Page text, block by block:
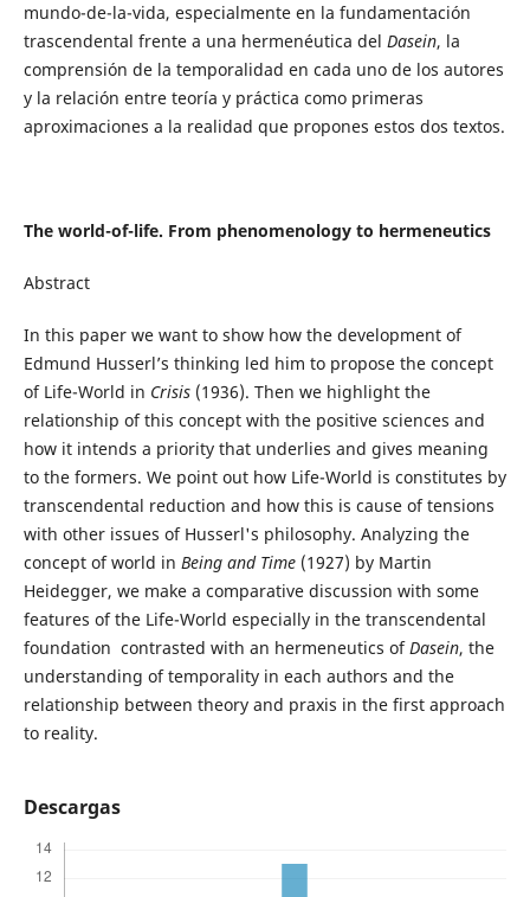
mundo-de-la-vida, especialmente en la fundamentación
trascendental frente a una hermenéutica del Dasein, la
comprensión de la temporalidad en cada uno de los autores
y la relación entre teoría y práctica como primeras
aproximaciones a la realidad que propones estos dos textos.
The world-of-life. From phenomenology to hermeneutics
Abstract
In this paper we want to show how the development of
Edmund Husserl’s thinking led him to propose the concept
of Life-World in Crisis(1936). Then we highlight the
relationship of this concept with the positive sciences and
how it intends a priority that underlies and gives meaning
to the formers. We point out how Life-World is constitutes by
transcendental reduction and how this is cause of tensions
with other issues of Husserl's philosophy. Analyzing the
concept of world in Being and Time(1927) by Martin
Heidegger, we make a comparative discussion with some
features of the Life-World especially in the transcendental
foundation contrasted with an hermeneutics ofDasein, the
understanding of temporality in each authors and the
relationship between theory and praxis in the first approach
to reality.
Descargas